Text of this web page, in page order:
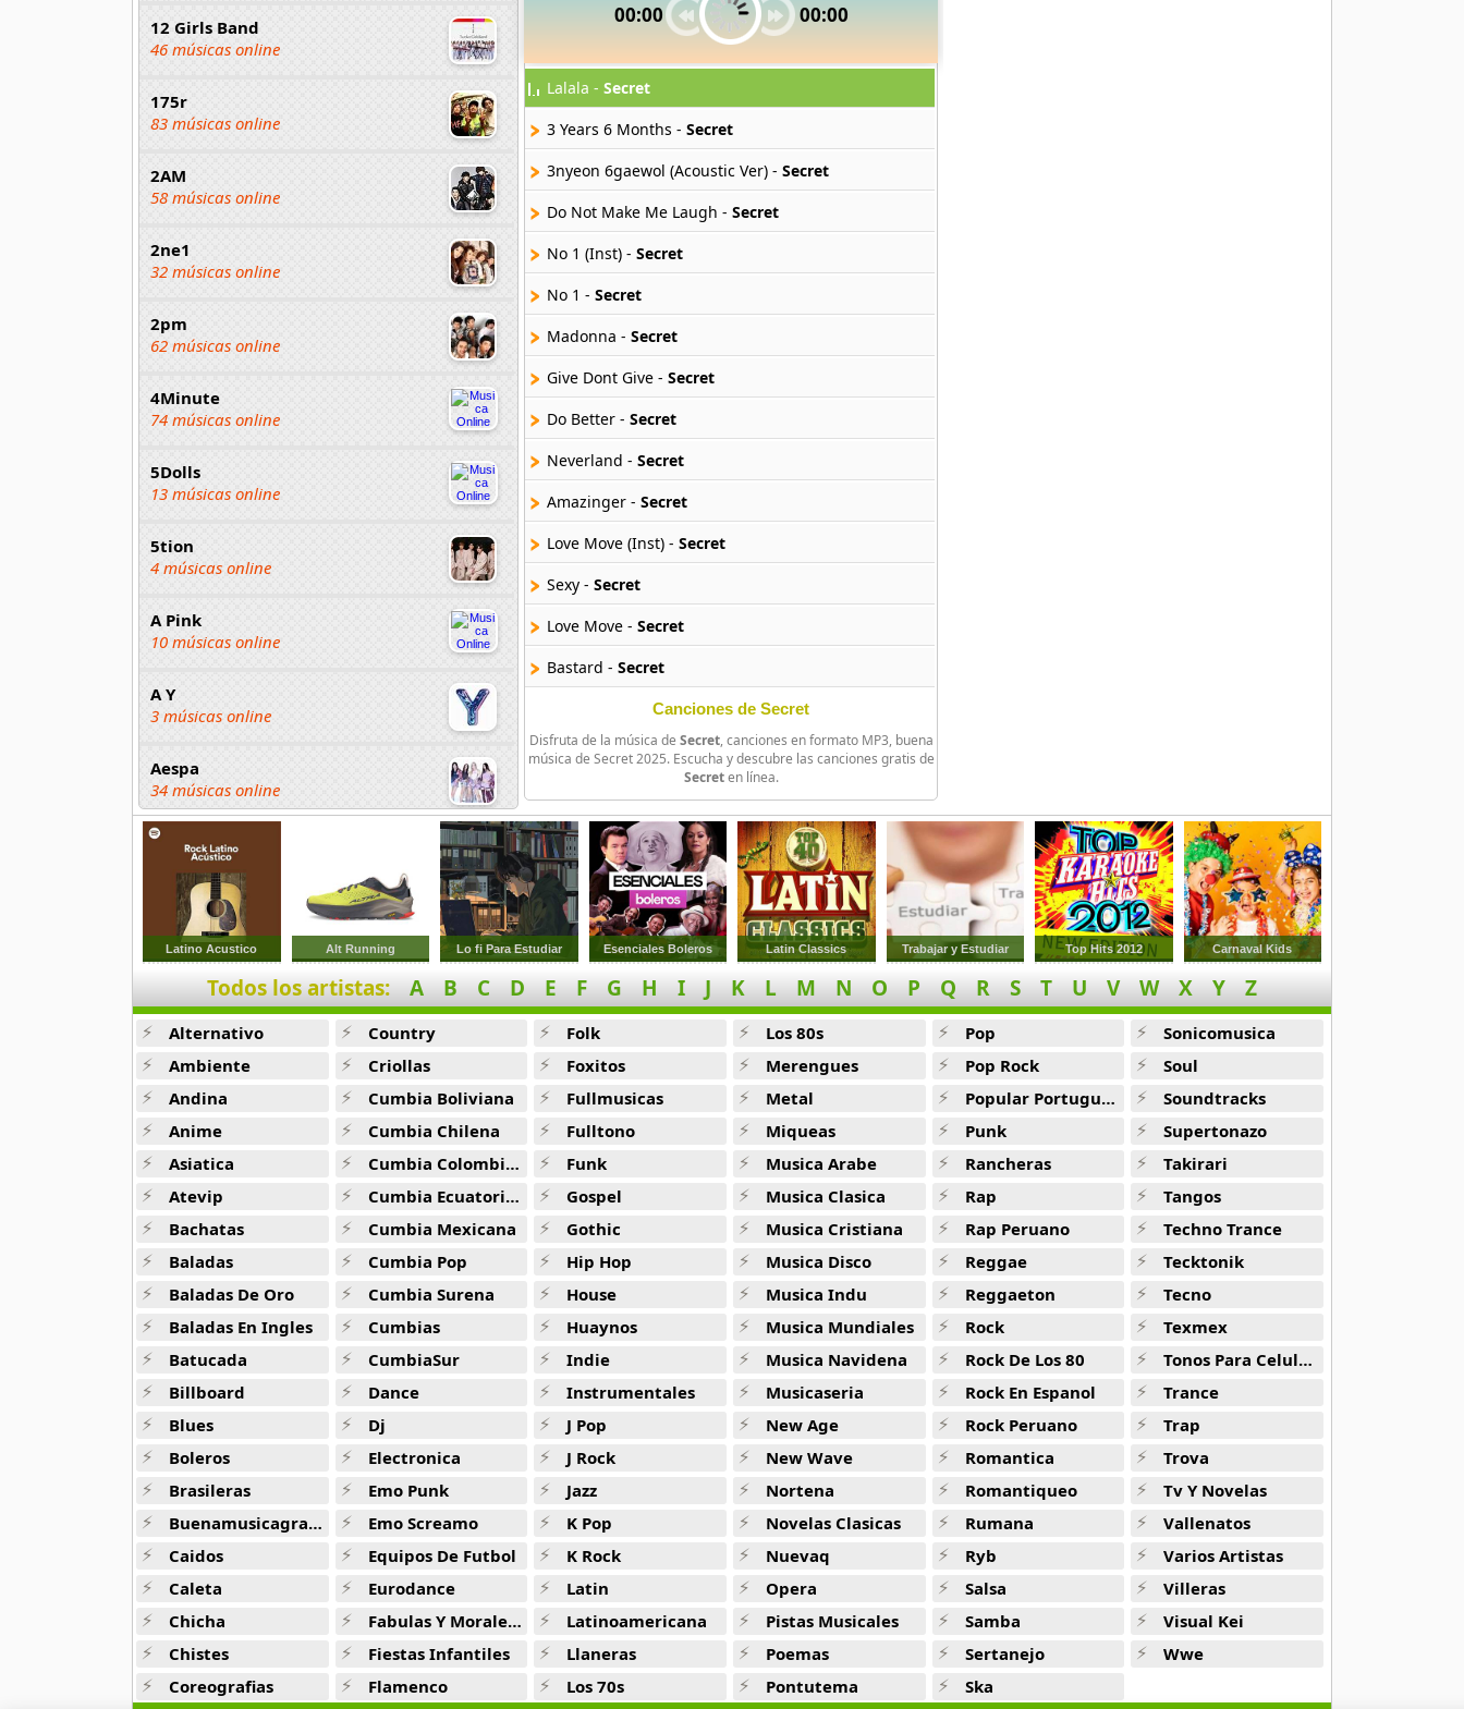
12 Girls Band
46 músicas online
175r
83 músicas online
2AM
58 músicas online
2ne1
32 músicas online
2pm
62 músicas online
4Minute
74 músicas online
5Dolls
13 músicas online
5tion
4 músicas online
A Pink
10 músicas online
A Y
3 músicas online
Aespa
34 músicas online
Afther School
34 músicas online
3 músicas online
13 músicas online
B1A4
21 músicas online
B2st
56 músicas online
BABYMONSTER
9 músicas online
BAP
4 músicas online
Big Bang
179 músicas online
BLACKPINK
34 músicas online
15 músicas online
BoA
Boyfriend
10 músicas online
00:00 00:00
Lalala - Secret
3 Years 6 Months - Secret
3nyeon 6gaewol (Acoustic Ver) - Secret
Do Not Make Me Laugh - Secret
No 1 (Inst) - Secret
No 1 - Secret
Madonna - Secret
Give Dont Give - Secret
Do Better - Secret
Neverland - Secret
Amazinger - Secret
Love Move (Inst) - Secret
Sexy - Secret
Love Move - Secret
Bastard - Secret
Leave Space Empty -Secret
Araseo Jalhaeyo -Secret
My Boy -Secret
Spot Light -Secret
I Want You Back -Secret
I Hope -Secret
Movie Star -
Secret
Shire Boy (Inst) -
I Want You Back (Acoustic Ver) -Secret
Together -
Canciones de Secret
Disfruta de la música de Secret, canciones en formato MP3, buena
música de Secret 2025. Escucha y descubre las canciones gratis de
Secreten línea.
Latino Acustico Alt Running Lo fi Para Estudiar Esenciales Boleros Latin Classics Trabajar y Estudiar Top Hits 2012 Carnaval Kids
Todos los artistas: A B C D E F G H I J K L M N O P Q R S T U V W X Y Z
Alternativo
Ambiente
Andina
Anime
Asiatica
Atevip
Bachatas
Baladas
Baladas De Oro
Baladas En Ingles
Batucada
Billboard
Blues
Boleros
Brasileras
Buenamusicagratis
Caidos
Caleta
Chicha
Chistes
Coreografias
Country
Criollas
Cumbia Boliviana
Cumbia Chilena
Cumbia Colombiana
Cumbia Ecuatoriana
Cumbia Mexicana
Cumbia Pop
Cumbia Surena
Cumbias
CumbiaSur
Dance
Dj
Electronica
Emo Punk
Emo Screamo
Equipos De Futbol
Eurodance
Fabulas Y Moralejas
Fiestas Infantiles
Flamenco
Folk
Foxitos
Fullmusicas
Fulltono
Funk
Gospel
Gothic
Hip Hop
House
Huaynos
Indie
Instrumentales
J Pop
J Rock
Jazz
K Pop
K Rock
Latin
Latinoamericana
Llaneras
Los 70s
Los 80s
Merengues
Metal
Miqueas
Musica Arabe
Musica Clasica
Musica Cristiana
Musica Disco
Musica Indu
Musica Mundiales
Musica Navidena
Musicaseria
New Age
New Wave
Nortena
Novelas Clasicas
Nuevaq
Opera
Pistas Musicales
Poemas
Pontutema
Pop
Pop Rock
Popular Portuguesa
Punk
Rancheras
Rap
Rap Peruano
Reggae
Reggaeton
Rock
Rock De Los 80
Rock En Espanol
Rock Peruano
Romantica
Romantiqueo
Rumana
Ryb
Salsa
Samba
Sertanejo
Ska
Sonicomusica
Soul
Soundtracks
Supertonazo
Takirari
Tangos
Techno Trance
Tecktonik
Tecno
Texmex
Tonos Para Celulares
Trance
Trap
Trova
Tv Y Novelas
Vallenatos
Varios Artistas
Villeras
Visual Kei
Wwe